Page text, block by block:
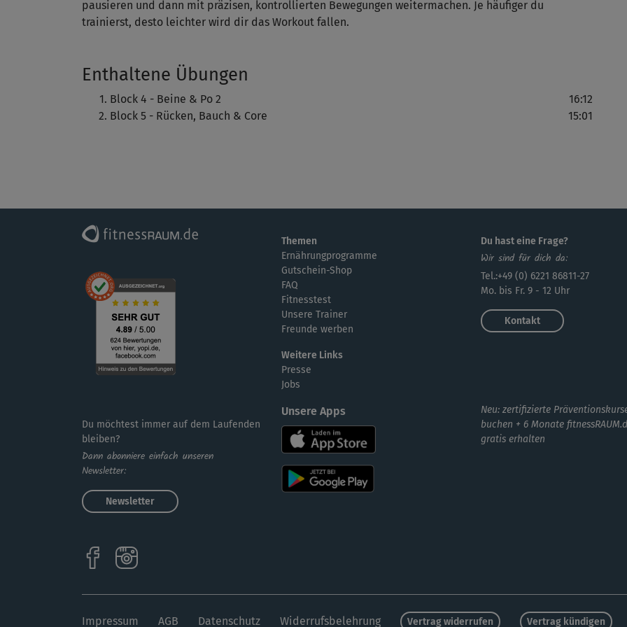
L
pausieren und dann mit präzisen, kontrollierten Bewegungen weitermachen. Je häufiger du
trainierst, desto leichter wird dir das Workout fallen.
Enthaltene Übungen
Block 4 - Beine & Po 2
16:12
Block 5 - Rücken, Bauch & Core
15:01
Du möchtest immer auf dem Laufenden
bleiben?
Dann abonniere einfach unseren
Newsletter:
Newsletter
Themen
Ernährungprogramme
Gutschein-Shop
FAQ
Fitnesstest
Unsere Trainer
Freunde werben
Weitere Links
Presse
Jobs
Unsere Apps
Du hast eine Frage?
Wir sind für dich da:
Tel.:+49 (0) 6221 86811-27
Mo. bis Fr. 9 - 12 Uhr
Kontakt
Neu: zertifizierte
buchen + 6 Monate
gratis erhalten
Impressum AGB Datenschutz Widerrufsbelehrung Vertrag widerrufen Vertrag kündigen